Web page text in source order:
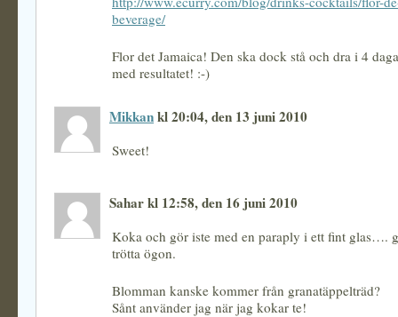
beverage/
Flor det Jamaica! Den ska dock stå och dra i 4
med resultatet! :-)
Mikkankl 20:04, den 13 juni 2010
Sweet!
Sahar kl 12:58, den 16 juni 2010
Koka och gör iste med en paraply i ett fint glas….
trötta ögon.
Blomman kanske kommer från granatäppelträd?
Sånt använder jag när jag kokar te!